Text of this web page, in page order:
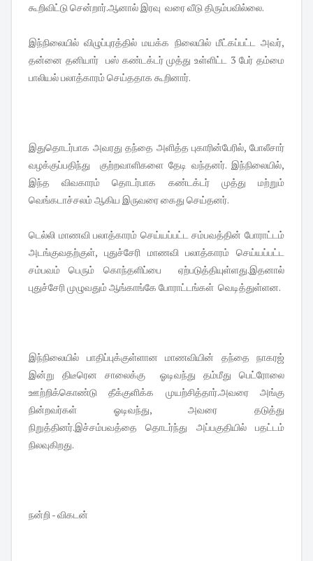
கூறிவிட்டு சென்றார்.ஆனால் இரவு வரை வீடு திரும்பவில்லை.
இந்நிலையில் விழுப்புரத்தில் மயக்க நிலையில் மீட்கப்பட்ட அவர்,
தன்னை தனியார் பஸ் கண்டக்டர் முத்து உள்ளிட்ட 3 பேர் தம்மை
பாலியல் பலாத்காரம் செய்ததாக கூறினார்.
இதுதொடர்பாக அவரது தந்தை அளித்த புகாரின்பேரில், போலீசார்
வழக்குப்பதிந்து குற்றவாளிகளை தேடி வந்தனர். இந்நிலையில்,
இந்த விவகாரம் தொடர்பாக கண்டக்டர் முத்து மற்றும்
வெங்கடாச்சலம் ஆகிய இருவரை கைது செய்தனர்.
டெல்லி மாணவி பலாத்காரம் செய்யப்பட்ட சம்பவத்தின் போராட்டம்
அடங்குவதற்குள், புதுச்சேரி மாணவி பலாத்காரம் செய்யப்பட்ட
சம்பவம் பெரும் கொந்தளிப்பை ஏற்படுத்தியுள்ளது.இதனால்
புதுச்சேரி முழுவதும் ஆங்காங்கே போராட்டங்கள் வெடித்துள்ளன.
இந்நிலையில் பாதிப்புக்குள்ளான மாணவியின் தந்தை நாகரஜ்
இன்று திடீரென சாலைக்கு ஓடிவந்து தம்மீது பெட்ரோலை
ஊற்றிக்கொண்டு தீக்குளிக்க முயற்சித்தார்.அவரை அங்கு
நின்றவர்கள் ஓடிவந்து, அவரை தடுத்து
நிறுத்தினர்.இச்சம்பவத்தை தொடர்ந்து அப்பகுதியில் பதட்டம்
நிலவுகிறது.
நன்றி - விகடன்